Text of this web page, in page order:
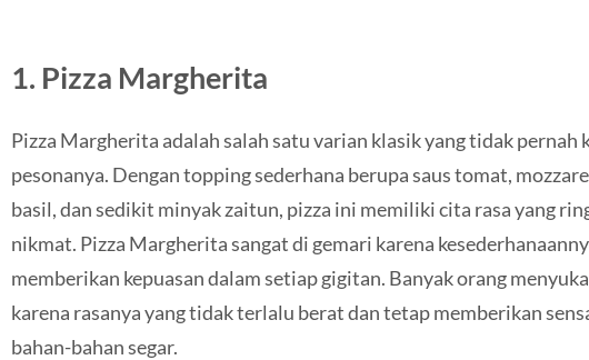
1. Pizza Margherita
Pizza Margherita adalah salah satu varian klasik yang tidak pernah
pesonanya. Dengan topping sederhana berupa saus tomat,
basil, dan sedikit minyak zaitun, pizza ini memiliki cita rasa yang
nikmat. Pizza Margherita sangat di gemari karena
memberikan kepuasan dalam setiap gigitan. Banyak orang
karena rasanya yang tidak terlalu berat dan tetap memberikan
bahan-bahan segar.